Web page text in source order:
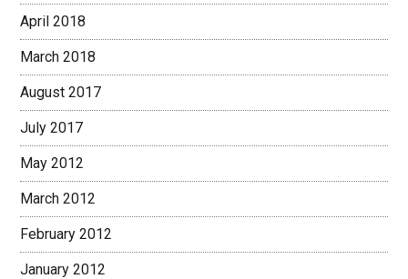
April 2018
March 2018
August 2017
July 2017
May 2012
March 2012
February 2012
January 2012